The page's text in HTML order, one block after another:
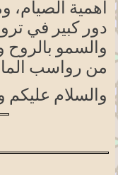
أهمية الصيام،
دور كبير في
والسمو بالروح
من رواسب
والسلام عليكم